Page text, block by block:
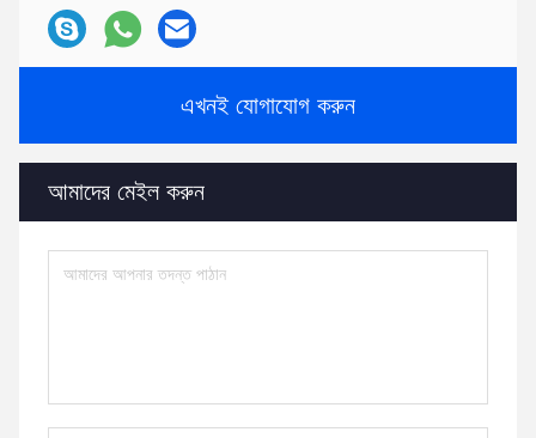
এখনই যোগাযোগ করুন
আমাদের মেইল ​​করুন